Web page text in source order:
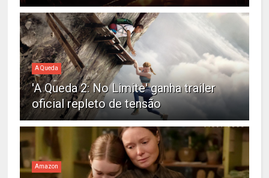
A Queda
'A Queda 2: No Limite' ganha trailer
oficial repleto de tensão
Amazon